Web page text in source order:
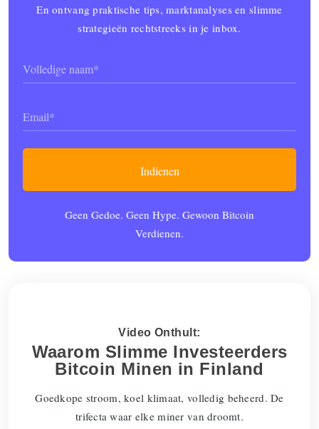
En ontvang praktische tips, marktanalyses en slimme
strategieën rechtstreeks in je inbox.
(Vereist)
Geen Gedoe. Geen Hype. Gewoon Bitcoin
Verdienen.
Video Onthult:
Waarom Slimme Investeerders
Bitcoin Minen in Finland
Goedkope stroom, koel klimaat, volledig beheerd. De
trifecta waar elke miner van droomt.